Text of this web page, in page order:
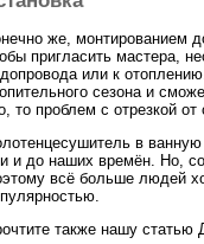
же, монтированием
пригласить мастера,
или к
сезона и
то проблем с отрезкой
в
и до наших времён. Но,
всё больше людей
также нашу статью